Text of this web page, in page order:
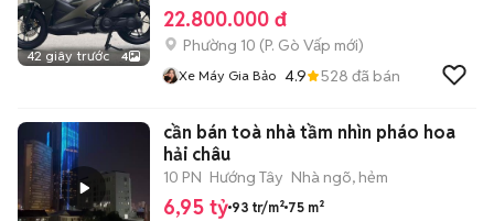
42 giây trước 4
22.800.000 đ
Phường 10 (P. Gò Vấp mới)
Xe Máy Gia Bảo 4.9 528 đã bán
cần bán toà nhà tầm nhìn pháo hoa
hải châu
10 PN Hướng Tây Nhà ngõ, hẻm
6,95 tỷ 93 tr/m² 75 m²